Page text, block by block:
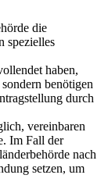
die
spezielles
haben,
benötigen
durch
vereinbaren
Im Fall der
nach
setzen, um